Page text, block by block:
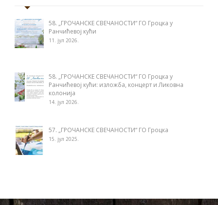
58. „ГРОЧАНСКЕ СВЕЧАНОСТИ“ ГО Гроцка у
Ранчићевој кући
11. јул 2026.
58. „ГРОЧАНСКЕ СВЕЧАНОСТИ“ ГО Гроцка у
Ранчићевој кући: изложба, концерт и Ликовна
колонија
14. јул 2026.
57. „ГРОЧАНСКЕ СВЕЧАНОСТИ“ ГО Гроцка
15. јул 2025.